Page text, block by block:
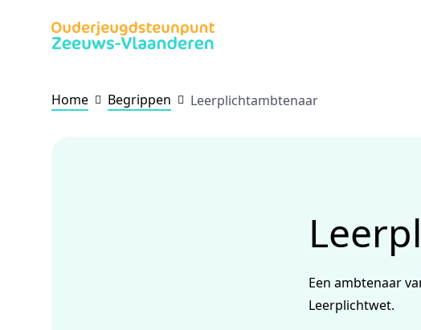
Home Begrippen Leerplichtambtenaar
Een ambtenaar
Leerplichtwet.